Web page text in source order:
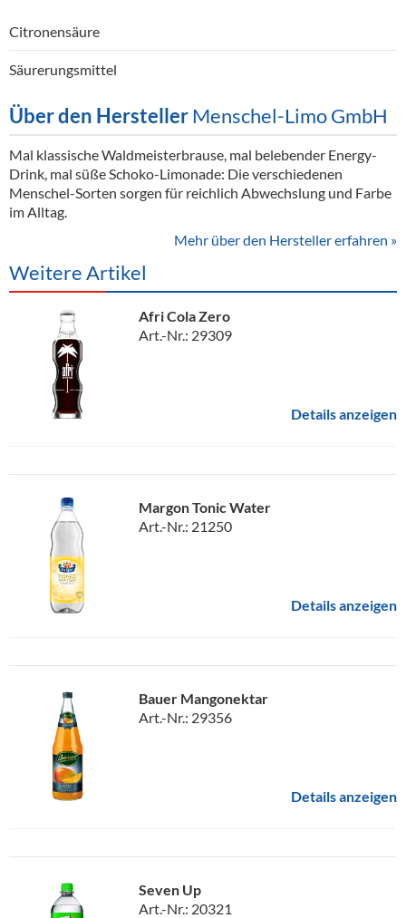
Citronensäure
Säurerungsmittel
Über den Hersteller Menschel-Limo GmbH
Mal klassische Waldmeisterbrause, mal belebender Energy-
Drink, mal süße Schoko-Limonade: Die verschiedenen
Menschel-Sorten sorgen für reichlich Abwechslung und Farbe
im Alltag.
Mehr über den Hersteller erfahren »
Weitere Artikel
Afri Cola Zero
Art.-Nr.: 29309
Details anzeigen
Margon Tonic Water
Art.-Nr.: 21250
Details anzeigen
Bauer Mangonektar
Art.-Nr.: 29356
Details anzeigen
Seven Up
Art.-Nr.: 20321